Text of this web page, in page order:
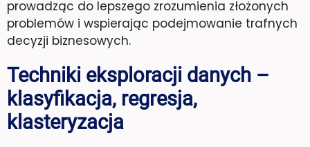
prowadząc do lepszego zrozumienia złożonych
problemów i wspierając podejmowanie trafnych
decyzji biznesowych.
Techniki eksploracji danych –
klasyfikacja, regresja,
klasteryzacja